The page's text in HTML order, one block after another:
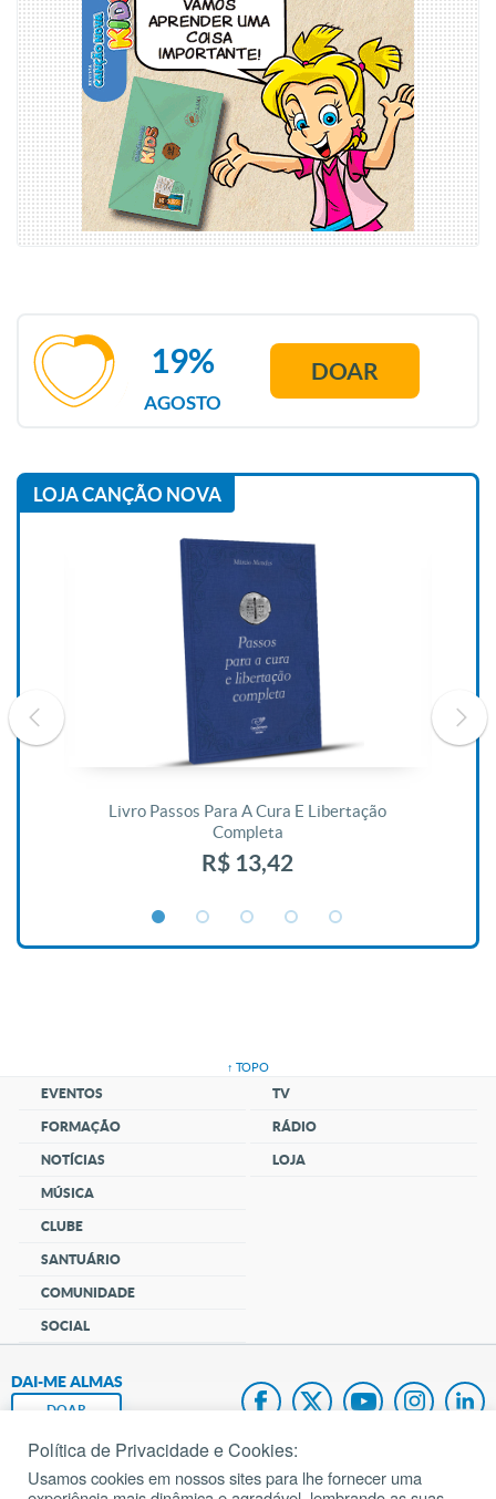
AGOSTO
19% DOAR
LOJA CANÇÃO NOVA
Livro Passos Para A Cura E Libertação
Completa
R$ 13,42
↑ TOPO
EVENTOS
FORMAÇÃO
NOTÍCIAS
MÚSICA
CLUBE
SANTUÁRIO
COMUNIDADE
SOCIAL
TV
RÁDIO
LOJA
DAI-ME ALMAS
DOAR
Fundação João Paulo II
Política de Privacidade e Cookies:
Usamos cookies em nossos sites para lhe fornecer uma